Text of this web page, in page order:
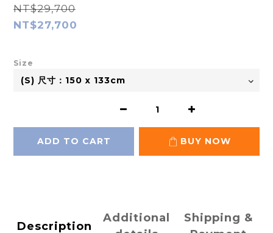
NT$29,700
NT$27,700
Size
ADD TO CART BUY NOW
Description
Additional
Shipping &